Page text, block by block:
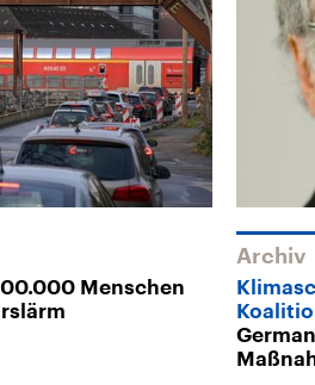
Menschen
Archiv